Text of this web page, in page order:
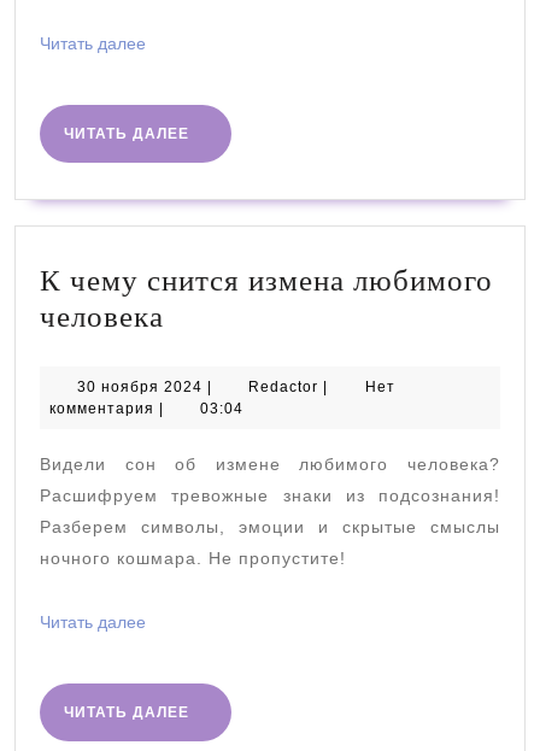
Читать далее
ЧИТАТЬ ДАЛЕЕ
ЧИТАТЬ
ДАЛЕЕ
К чему снится измена любимого
человека
снится
измена
любимого
человека
30 ноября 2024 30
ноября
Redactor Redactor
Нет
комментария
03:04
Видели сон об измене любимого человека?
Расшифруем тревожные знаки из подсознания!
Разберем символы, эмоции и скрытые смыслы
ночного кошмара. Не пропустите!
Читать далее
ЧИТАТЬ ДАЛЕЕ
ЧИТАТЬ
ДАЛЕЕ